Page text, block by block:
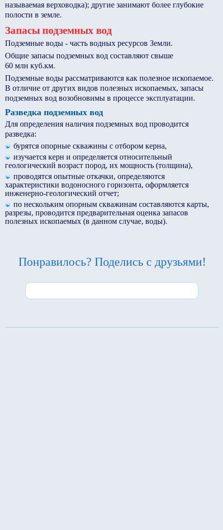
называемая верховодка); другие занимают более глубокие
полости в земле.
Запасы подземных вод
Подземные воды - часть водных ресурсов Земли.
Общие запасы подземных вод составляют свыше
60 млн куб.км.
Подземные воды рассматриваются как полезное ископаемое.
В отличие от других видов полезных ископаемых, запасы
подземных вод возобновимы в процессе эксплуатации.
Разведка подземных вод
Для определения наличия подземных вод проводится
разведка:
бурятся опорные скважины с отбором керна,
изучается керн и определяется относительный
геологический возраст пород, их мощность (толщина),
проводятся опытные откачки, определяются
характеристики водоносного горизонта, оформляется
инженерно-геологический отчет;
по нескольким опорным скважинам составляются карты,
разрезы, проводится предварительная оценка запасов
полезных ископаемых (в данном случае, воды).
Понравилось? Поделись с друзьями!